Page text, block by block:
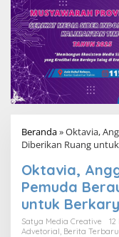
Beranda»Oktavia,
Diberikan Ruang
Oktavia,
Pemuda
untuk
Satya Media Creative
Advetorial Berita Terbaru